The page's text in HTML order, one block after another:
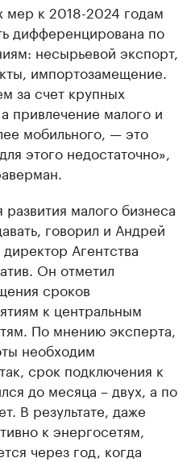
мер к 2018-2024 годам
дифференцирована по
несырьевой экспорт,
импортозамещение.
за счет крупных
привлечение малого и
мобильного, — это
этого недостаточно»,
малого бизнеса
говорил и Андрей
Агентства
Он отметил
сроков
к центральным
По мнению эксперта,
необходим
срок подключения к
до месяца – двух, а по
В результате, даже
к энергосетям,
через год, когда